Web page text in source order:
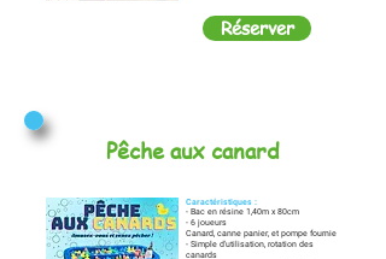
Réserver
Pêche aux canard
Caractéristiques :
- Bac en résine 1,40m x 80cm
- 6 joueurs
Canard, canne panier, et pompe fournie
- Simple d'utilisation, rotation des
canards